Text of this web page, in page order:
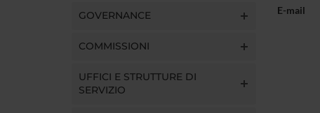
GOVERNANCE
COMMISSIONI
UFFICI E STRUTTURE DI
SERVIZIO
E-mail